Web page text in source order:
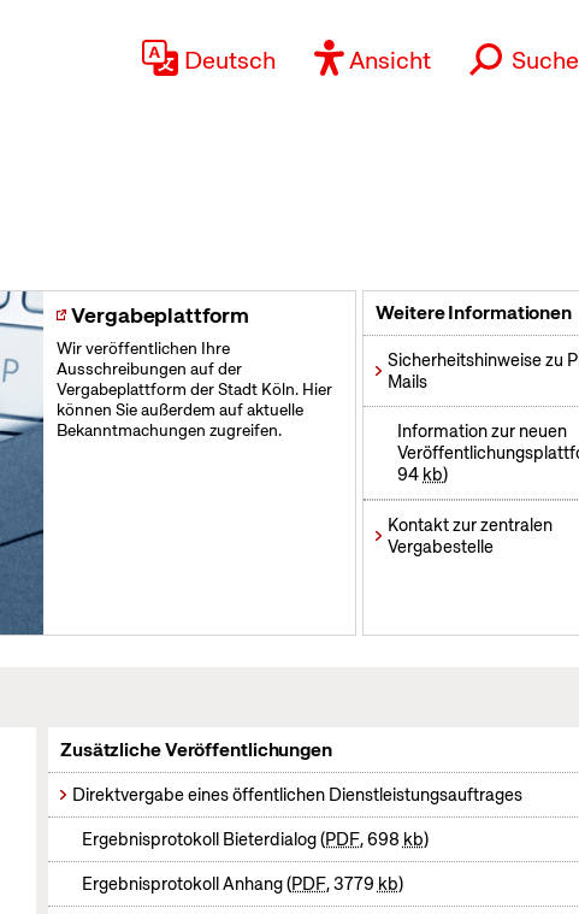
Deutsch Ansicht Suche
Vergabeplattform
Wir veröffentlichen Ihre
Ausschreibungen auf der
Vergabeplattform der Stadt Köln. Hier
können Sie außerdem auf aktuelle
Bekanntmachungen zugreifen.
Weitere Informationen
Sicherheitshinweise zu
Mails
Information zur neuen
94 kb
Kontakt zur zentralen
Vergabestelle
Zusätzliche Veröffentlichungen
Direktvergabe eines öffentlichen Dienstleistungsauftrages
Ergebnisprotokoll Bieterdialog PDF, 698 kb
Ergebnisprotokoll Anhang PDF, 3779 kb